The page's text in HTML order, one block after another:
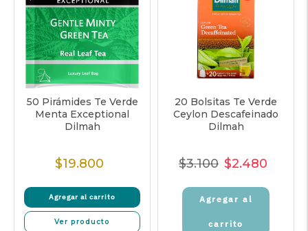
50 Pirámides Te Verde
Menta Exceptional
Dilmah
Precio
$19.800
Agregar al carrito
Ver producto
20 Bolsitas Te Verde
Ceylon Descafeinado
Dilmah
Precio
$3.100 Precio
venta
$2.480
Agregar al
carrito